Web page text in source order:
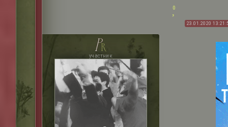
0
23.01.2020
pr
участник